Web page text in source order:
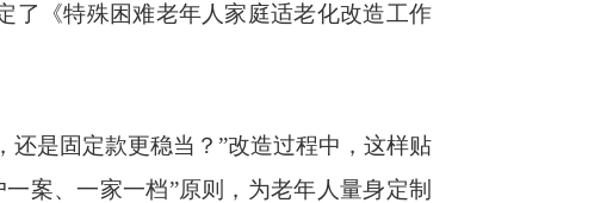
了《特殊困难老年人家庭适老化改造工作
是固定款更稳当？”改造过程中，这样贴
案、一家一档”原则，为老年人量身定制